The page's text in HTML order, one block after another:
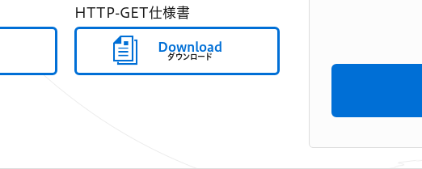
HTTP-GET仕様書
Download
ダウンロード